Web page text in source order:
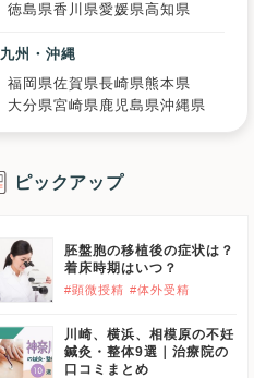
徳島県香川県愛媛県高知県
九州・沖縄
福岡県佐賀県長崎県 熊本県
大分県宮崎県 鹿児島県沖縄県
ピックアップ
胚盤胞の移植後の症状は？
着床時期はいつ？
#顕微授精 #体外受精
川崎、横浜、相模原の不妊
鍼灸・整体9選｜治療院の
口コミまとめ